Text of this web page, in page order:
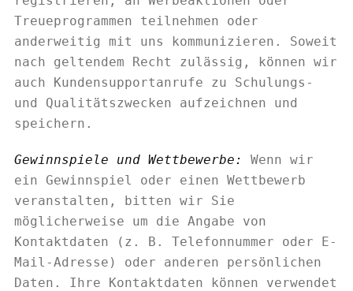
Treueprogrammen teilnehmen oder
anderweitig mit uns kommunizieren. Soweit
nach geltendem Recht zulässig, können wir
auch Kundensupportanrufe zu Schulungs-
und Qualitätszwecken aufzeichnen und
speichern.
Gewinnspiele und Wettbewerbe:
Wenn wir
ein Gewinnspiel oder einen Wettbewerb
veranstalten, bitten wir Sie
möglicherweise um die Angabe von
Kontaktdaten (z. B. Telefonnummer oder E-
Mail-Adresse) oder anderen persönlichen
Daten. Ihre Kontaktdaten können verwendet